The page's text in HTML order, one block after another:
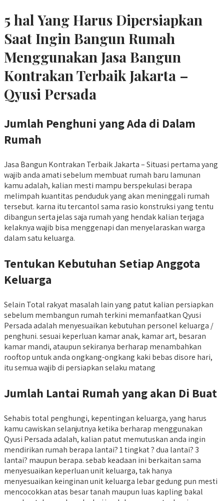
5 hal Yang Harus Dipersiapkan
Saat Ingin Bangun Rumah
Menggunakan Jasa Bangun
Kontrakan Terbaik Jakarta –
Qyusi Persada
Jumlah Penghuni yang Ada di Dalam
Rumah
Jasa Bangun Kontrakan Terbaik Jakarta – Situasi pertama yang
wajib anda amati sebelum membuat rumah baru lamunan
kamu adalah, kalian mesti mampu berspekulasi berapa
melimpah kuantitas penduduk yang akan meninggali rumah
tersebut. karna itu tercantol sama rasio konstruksi yang tentu
dibangun serta jelas saja rumah yang hendak kalian terjaga
kelaknya wajib bisa menggenapi dan menyelaraskan warga
dalam satu keluarga.
Tentukan Kebutuhan Setiap Anggota
Keluarga
Selain Total rakyat masalah lain yang patut kalian persiapkan
sebelum membangun rumah terkini memanfaatkan Qyusi
Persada adalah menyesuaikan kebutuhan personel keluarga /
penghuni. sesuai keperluan kamar anak, kamar art, besaran
kamar mandi, ataupun sekiranya berharap menambahkan
rooftop untuk anda ongkang-ongkang kaki bebas disore hari,
itu semua wajib di persiapkan selaku matang
Jumlah Lantai Rumah yang akan Di Buat
Sehabis total penghungi, kepentingan keluarga, yang harus
kamu cawiskan selanjutnya ketika berharap menggunakan
Qyusi Persada adalah, kalian patut memutuskan anda ingin
mendirikan rumah berapa lantai? 1 tingkat ? dua lantai? 3
lantai? maupun berapa. sebab keadaan ini berkaitan sama
menyesuaikan keperluan unit keluarga, tak hanya
menyesuaikan keinginan unit keluarga lebar gedung pun mesti
mencocokkan atas besar tanah maupun luas kapling bakal